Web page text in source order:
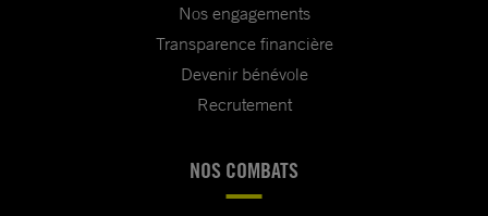
Nos engagements
Transparence financière
Devenir bénévole
Recrutement
NOS COMBATS